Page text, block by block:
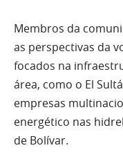
Membros da
as perspectivas da
focados na
área, como o El
empresas
energético nas
de Bolívar.